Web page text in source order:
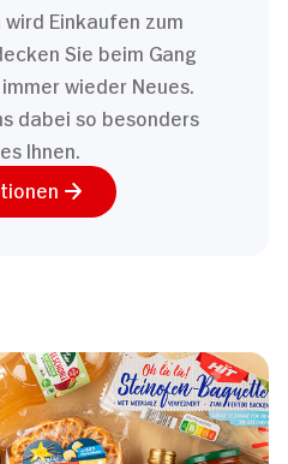
Einkaufen zum
Sie beim Gang
wieder Neues.
dabei so besonders
Ihnen.